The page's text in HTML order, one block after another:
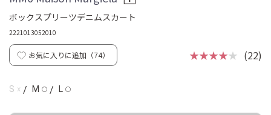
ボックスプリーツデニムスカート
2221013052010
お気に入りに追加（74） ★★★★★ (22)
S ☓ / M ◯ / L ◯